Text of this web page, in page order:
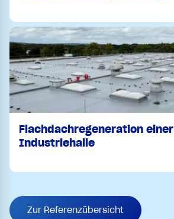
Flachdachregeneration einer
Industriehalle
Zur Referenzübersicht